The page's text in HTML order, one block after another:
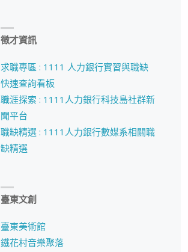
徵才資訊
求職專區 : 1111 人力銀行實習與職缺
快速查詢看板
職涯探索 : 1111人力銀行科技島社群新
聞平台
職缺精選 : 1111人力銀行數媒系相關職
缺精選
臺東文創
臺東美術館
鐵花村音樂聚落